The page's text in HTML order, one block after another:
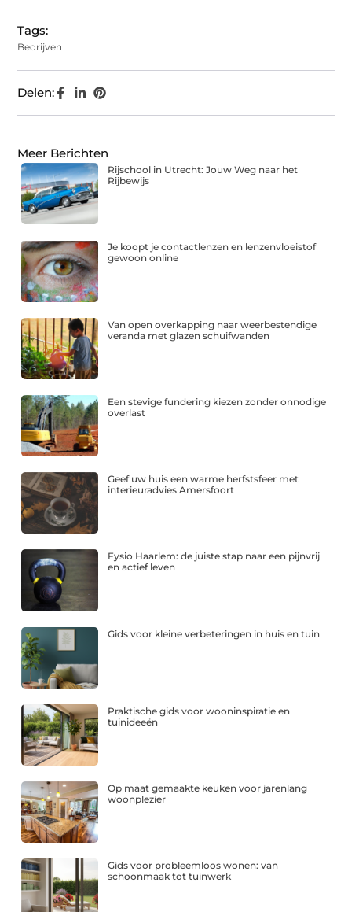
Tags:
Bedrijven
Delen:
Meer Berichten
Rijschool in Utrecht: Jouw Weg naar het
Rijbewijs
Je koopt je contactlenzen en lenzenvloeistof
gewoon online
Van open overkapping naar weerbestendige
veranda met glazen schuifwanden
Een stevige fundering kiezen zonder onnodige
overlast
Geef uw huis een warme herfstsfeer met
interieuradvies Amersfoort
Fysio Haarlem: de juiste stap naar een pijnvrij
en actief leven
Gids voor kleine verbeteringen in huis en tuin
Praktische gids voor wooninspiratie en
tuinideeën
Op maat gemaakte keuken voor jarenlang
woonplezier
Gids voor probleemloos wonen: van
schoonmaak tot tuinwerk